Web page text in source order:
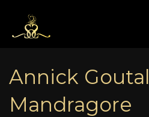
treści
Annick Goutal
Mandragore